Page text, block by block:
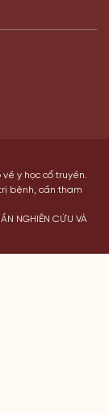
y học cổ truyền.
bệnh, cần tham
NGHIÊN CỨU VÀ